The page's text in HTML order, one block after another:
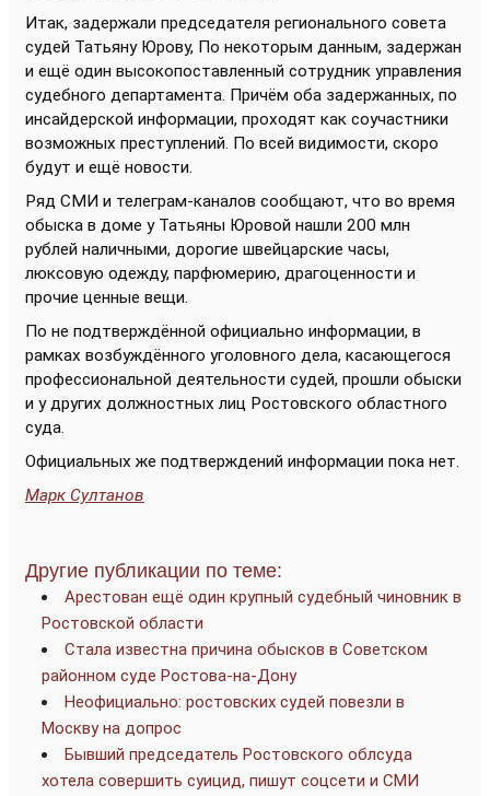
Итак, задержали председателя регионального совета
судей Татьяну Юрову, По некоторым данным, задержан
и ещё один высокопоставленный сотрудник управления
судебного департамента. Причём оба задержанных, по
инсайдерской информации, проходят как соучастники
возможных преступлений. По всей видимости, скоро
будут и ещё новости.
Ряд СМИ и телеграм-каналов сообщают, что во время
обыска в доме у Татьяны Юровой нашли 200 млн
рублей наличными, дорогие швейцарские часы,
люксовую одежду, парфюмерию, драгоценности и
прочие ценные вещи.
По не подтверждённой официально информации, в
рамках возбуждённого уголовного дела, касающегося
профессиональной деятельности судей, прошли обыски
и у других должностных лиц Ростовского областного
суда.
Официальных же подтверждений информации пока нет.
Марк Султанов
Другие публикации по теме:
Арестован ещё один крупный судебный чиновник в
Ростовской области
Стала известна причина обысков в Советском
районном суде Ростова-на-Дону
Неофициально: ростовских судей повезли в
Москву на допрос
Бывший председатель Ростовского облсуда
хотела совершить суицид, пишут соцсети и СМИ